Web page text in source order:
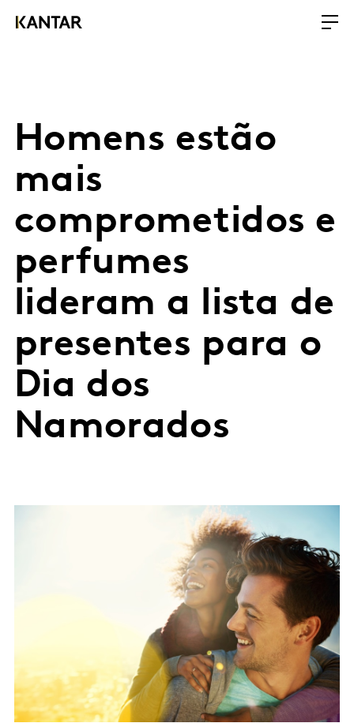
Homens estão
mais
comprometidos e
perfumes
lideram a lista de
presentes para o
Dia dos
Namorados